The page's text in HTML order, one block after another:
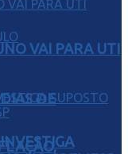
DE
VAI PARA UTI